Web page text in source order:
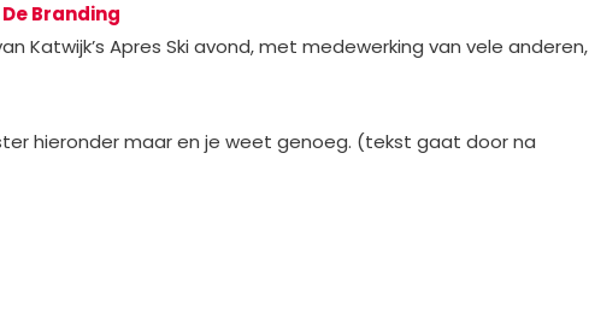
Branding
Katwijk’s Apres Ski avond, met medewerking van vele anderen,
hieronder maar en je weet genoeg. (tekst gaat door na